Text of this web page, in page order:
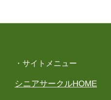
・サイトメニュー
シニアサークルHOME